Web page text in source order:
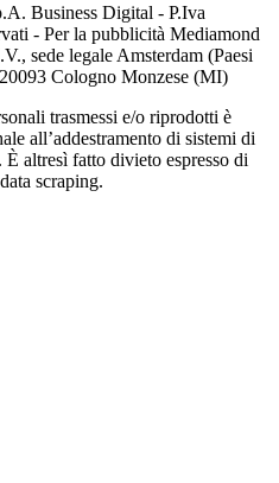
Business Digital - P.Iva
- Per la pubblicità Mediamond
sede legale Amsterdam (Paesi
Cologno Monzese (MI)
trasmessi e/o riprodotti è
all’addestramento di sistemi di
altresì fatto divieto espresso di
scraping.